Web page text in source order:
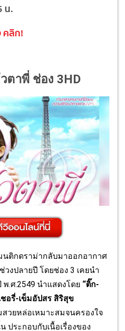
น.
คลิก!
ตาพี่ ช่อง 3HD
นติกดราม่ากลับมาออกอากาศ
วงปลายปี โดยช่อง 3 เคยนำ
.ศ.2549 นำแสดงโดย “ติ๊ก-
ชอรี่-เข็มอัปสร สิริสุข
สวยหล่อเหมาะสมจนครองใจ
ประกอบกับเนื้อเรื่องของ